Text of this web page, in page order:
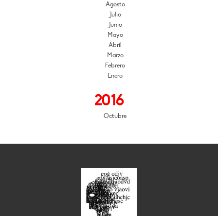
Agosto
Julio
Junio
Mayo
Abril
Marzo
Febrero
Enero
2016
Octubre